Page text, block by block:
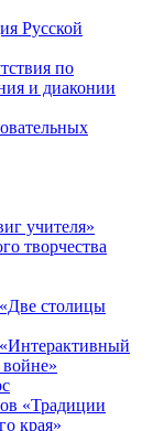
Русской
по
и диаконии
учителя»
творчества
столицы
«Традиции
края»